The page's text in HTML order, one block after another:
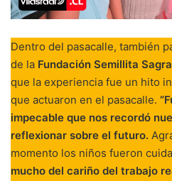
Dentro del pasacalle, también
de la Fundación Semillita
que la experiencia fue un hito
que actuaron en el pasacalle.
impecable que nos recordó
reflexionar sobre el futuro.
momento los niños fueron
mucho del cariño del trabajo